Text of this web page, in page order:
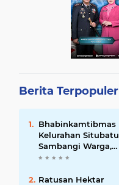
Berita Terpopuler
Bhabinkamtibmas
Kelurahan Situbatu
Sambangi Warga,
Perkuat Silaturahmi
Wilayah
Ratusan Hektar